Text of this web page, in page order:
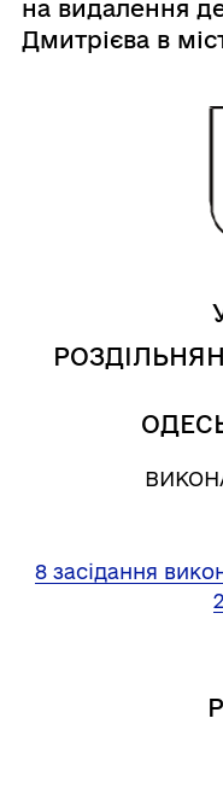
на видалення
Дмитрієва в
8 засідання